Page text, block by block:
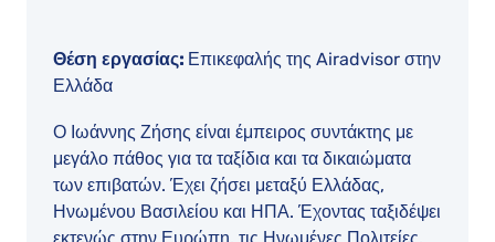
Θέση εργασίας: Επικεφαλής της Airadvisor στην
Ελλάδα
Ο Ιωάννης Ζήσης είναι έμπειρος συντάκτης με
μεγάλο πάθος για τα ταξίδια και τα δικαιώματα
των επιβατών. Έχει ζήσει μεταξύ Ελλάδας,
Ηνωμένου Βασιλείου και ΗΠΑ. Έχοντας ταξιδέψει